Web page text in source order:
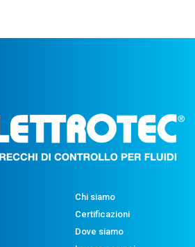
Chi siamo
Certificazioni
Dove siamo